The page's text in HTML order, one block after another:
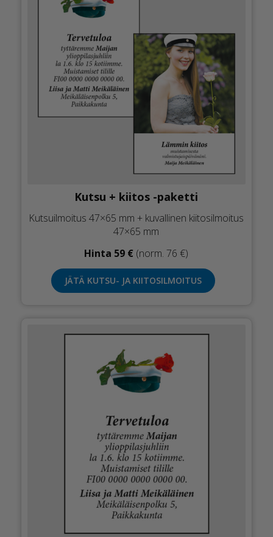
Kutsu + kiitos -paketti
Kutsuilmoitus 47×65 mm + kuvallinen kiitosilmoitus
47×65 mm
Hinta 59 € (norm. 76 €)
JÄTÄ KUTSU- JA KIITOSILMOITUS